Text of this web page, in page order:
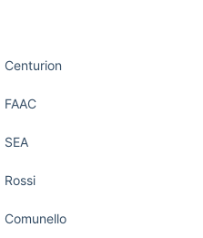
Centurion
FAAC
SEA
Rossi
Comunello